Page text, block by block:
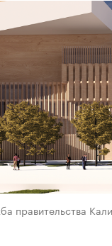
правительства